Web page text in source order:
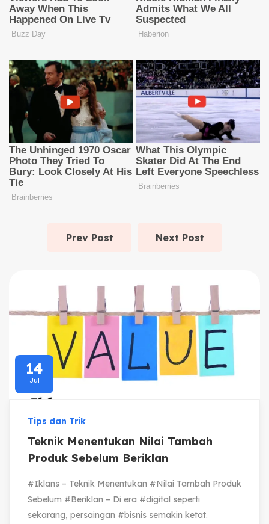
Prev Post Next Post
14
Jul
Tips dan Trik
Teknik Menentukan Nilai Tambah
Produk Sebelum Beriklan
#Iklans – Teknik Menentukan #Nilai Tambah Produk
Sebelum #Beriklan – Di era #digital seperti
sekarang, persaingan #bisnis semakin ketat.